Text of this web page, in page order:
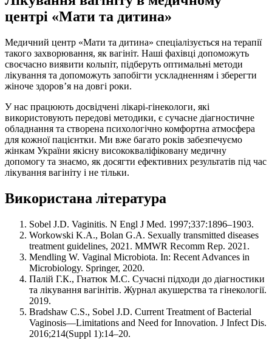
центрі «Мати та дитина»
Медичний центр «Мати та дитина» спеціалізується на терапії
такого захворювання, як вагініт. Наші фахівці допоможуть
своєчасно виявити кольпіт, підберуть оптимальні методи
лікування та допоможуть запобігти ускладненням і зберегти
жіноче здоров’я на довгі роки.
У нас працюють досвідчені лікарі-гінекологи, які
використовують передові методики, є сучасне діагностичне
обладнання та створена психологічно комфортна атмосфера
для кожної пацієнтки. Ми вже багато років забезпечуємо
жінкам України якісну висококваліфіковану медичну
допомогу та знаємо, як досягти ефективних результатів під час
лікування вагініту і не тільки.
Використана література
Sobel J.D. Vaginitis. N Engl J Med. 1997;337:1896–1903.
Workowski K.A., Bolan G.A. Sexually transmitted diseases
treatment guidelines, 2021. MMWR Recomm Rep. 2021.
Mendling W. Vaginal Microbiota. In: Recent Advances in
Microbiology. Springer, 2020.
Палій Г.К., Гнатюк М.С. Сучасні підходи до діагностики
та лікування вагінітів. Журнал акушерства та гінекології.
2019.
Bradshaw C.S., Sobel J.D. Current Treatment of Bacterial
Vaginosis—Limitations and Need for Innovation. J Infect Dis.
2016;214(Suppl 1):14–20.